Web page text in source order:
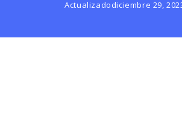
Actualizadodiciembre 29,